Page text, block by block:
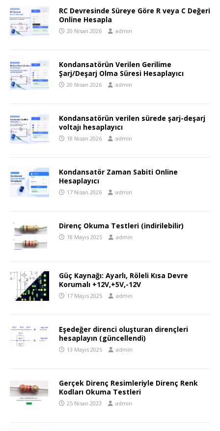
RC Devresinde Süreye Göre R veya C Değeri
Online Hesapla
20 Nisan 2026 admin
Kondansatörün Verilen Gerilime
Şarj/Deşarj Olma Süresi Hesaplayıcı
20 Nisan 2026 admin
Kondansatörün verilen sürede şarj-deşarj
voltajı hesaplayıcı
18 Nisan 2026 admin
Kondansatör Zaman Sabiti Online
Hesaplayıcı
17 Nisan 2026 admin
Direnç Okuma Testleri (indirilebilir)
18 Mayıs 2025 admin
Güç Kaynağı: Ayarlı, Röleli Kısa Devre
Korumalı +12V,+5V,-12V
17 Mayıs 2025 admin
Eşedeğer direnci oluşturan dirençleri
hesaplayın (güncellendi)
13 Mayıs 2025 admin
Gerçek Direnç Resimleriyle Direnç Renk
Kodları Okuma Testleri
25 Nisan 2023 admin